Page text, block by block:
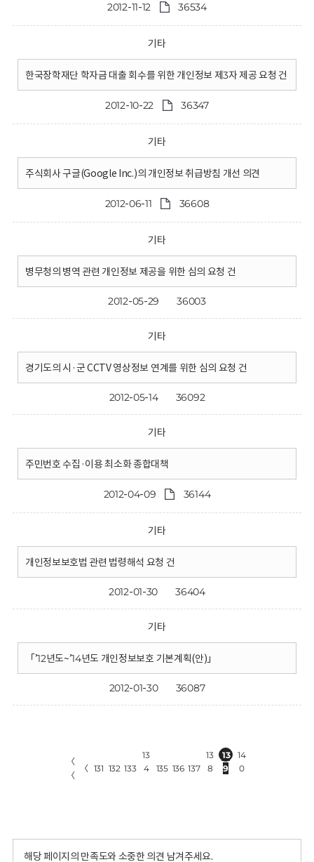
2012-11-12 36534
기타
한국장학재단 학자금 대출 회수를 위한 개인정보 제3자 제공 요청 건
2012-10-22 36347
기타
주식회사 구글(Google Inc.)의 개인정보 취급방침 개선 의견
2012-06-11 36608
기타
병무청의 병역 관련 개인정보 제공을 위한 심의 요청 건
2012-05-29 36003
기타
경기도의 시·군 CCTV 영상정보 연계를 위한 심의 요청 건
2012-05-14 36092
기타
주민번호 수집·이용 최소화 종합대책
2012-04-09 36144
기타
개인정보보호법 관련 법령해석 요청 건
2012-01-30 36404
기타
「’12년도~’14년도 개인정보보호 기본계획(안)」
2012-01-30 36087
〈
〈
〈 131 132 133
13
4
135 136 137
13
8
13
9
14
0
해당 페이지의 만족도와 소중한 의견 남겨주세요.